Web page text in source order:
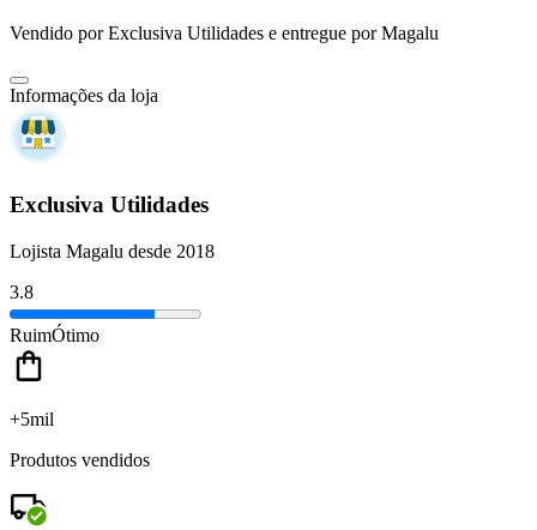
Vendido porExclusiva Utilidades e entregue por Magalu
Informações da loja
Exclusiva Utilidades
Lojista Magalu desde 2018
3.8
RuimÓtimo
+5mil
Produtos vendidos